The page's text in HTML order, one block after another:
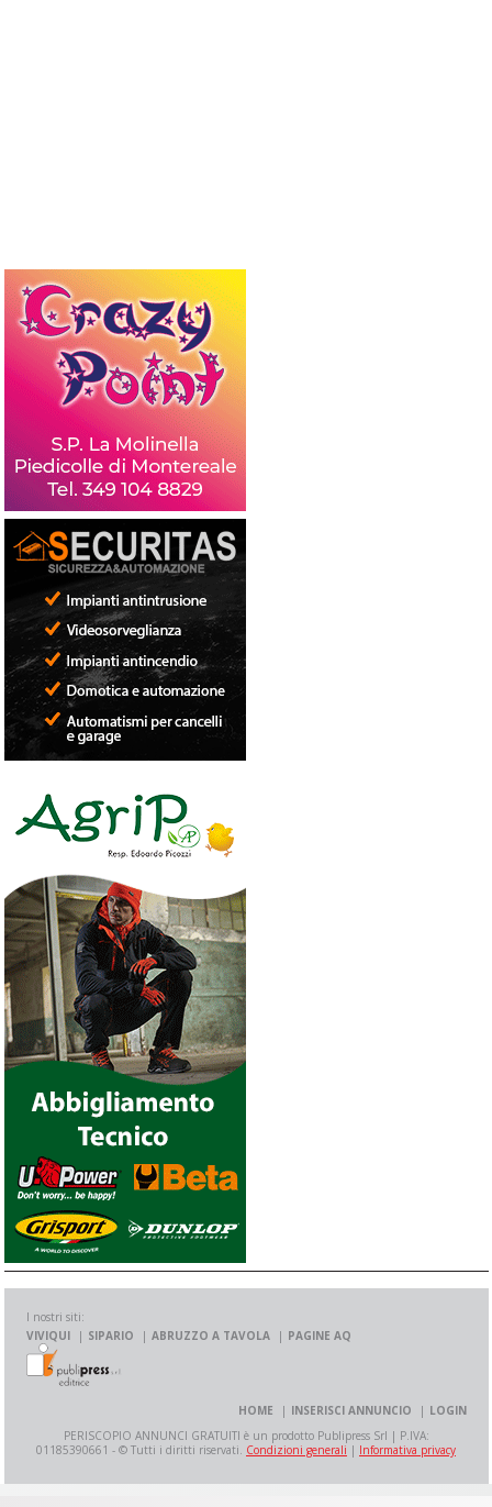
I nostri siti:
VIVIQUI
SIPARIO ABRUZZO A TAVOLA PAGINE AQ
HOME INSERISCI ANNUNCIO
LOGIN
PERISCOPIO ANNUNCI GRATUITI è un prodotto Publipress Srl | P.IVA:
01185390661 - © Tutti i diritti riservati. Condizioni generali | Informativa privacy